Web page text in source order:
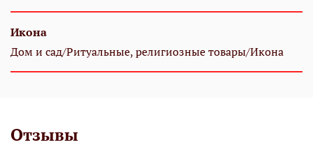
Икона
Дом и сад/Ритуальные, религиозные товары/Икона
Отзывы